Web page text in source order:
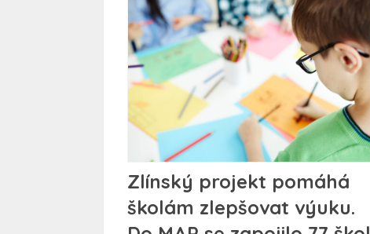
Zlínský projekt pomáhá
školám zlepšovat výuku.